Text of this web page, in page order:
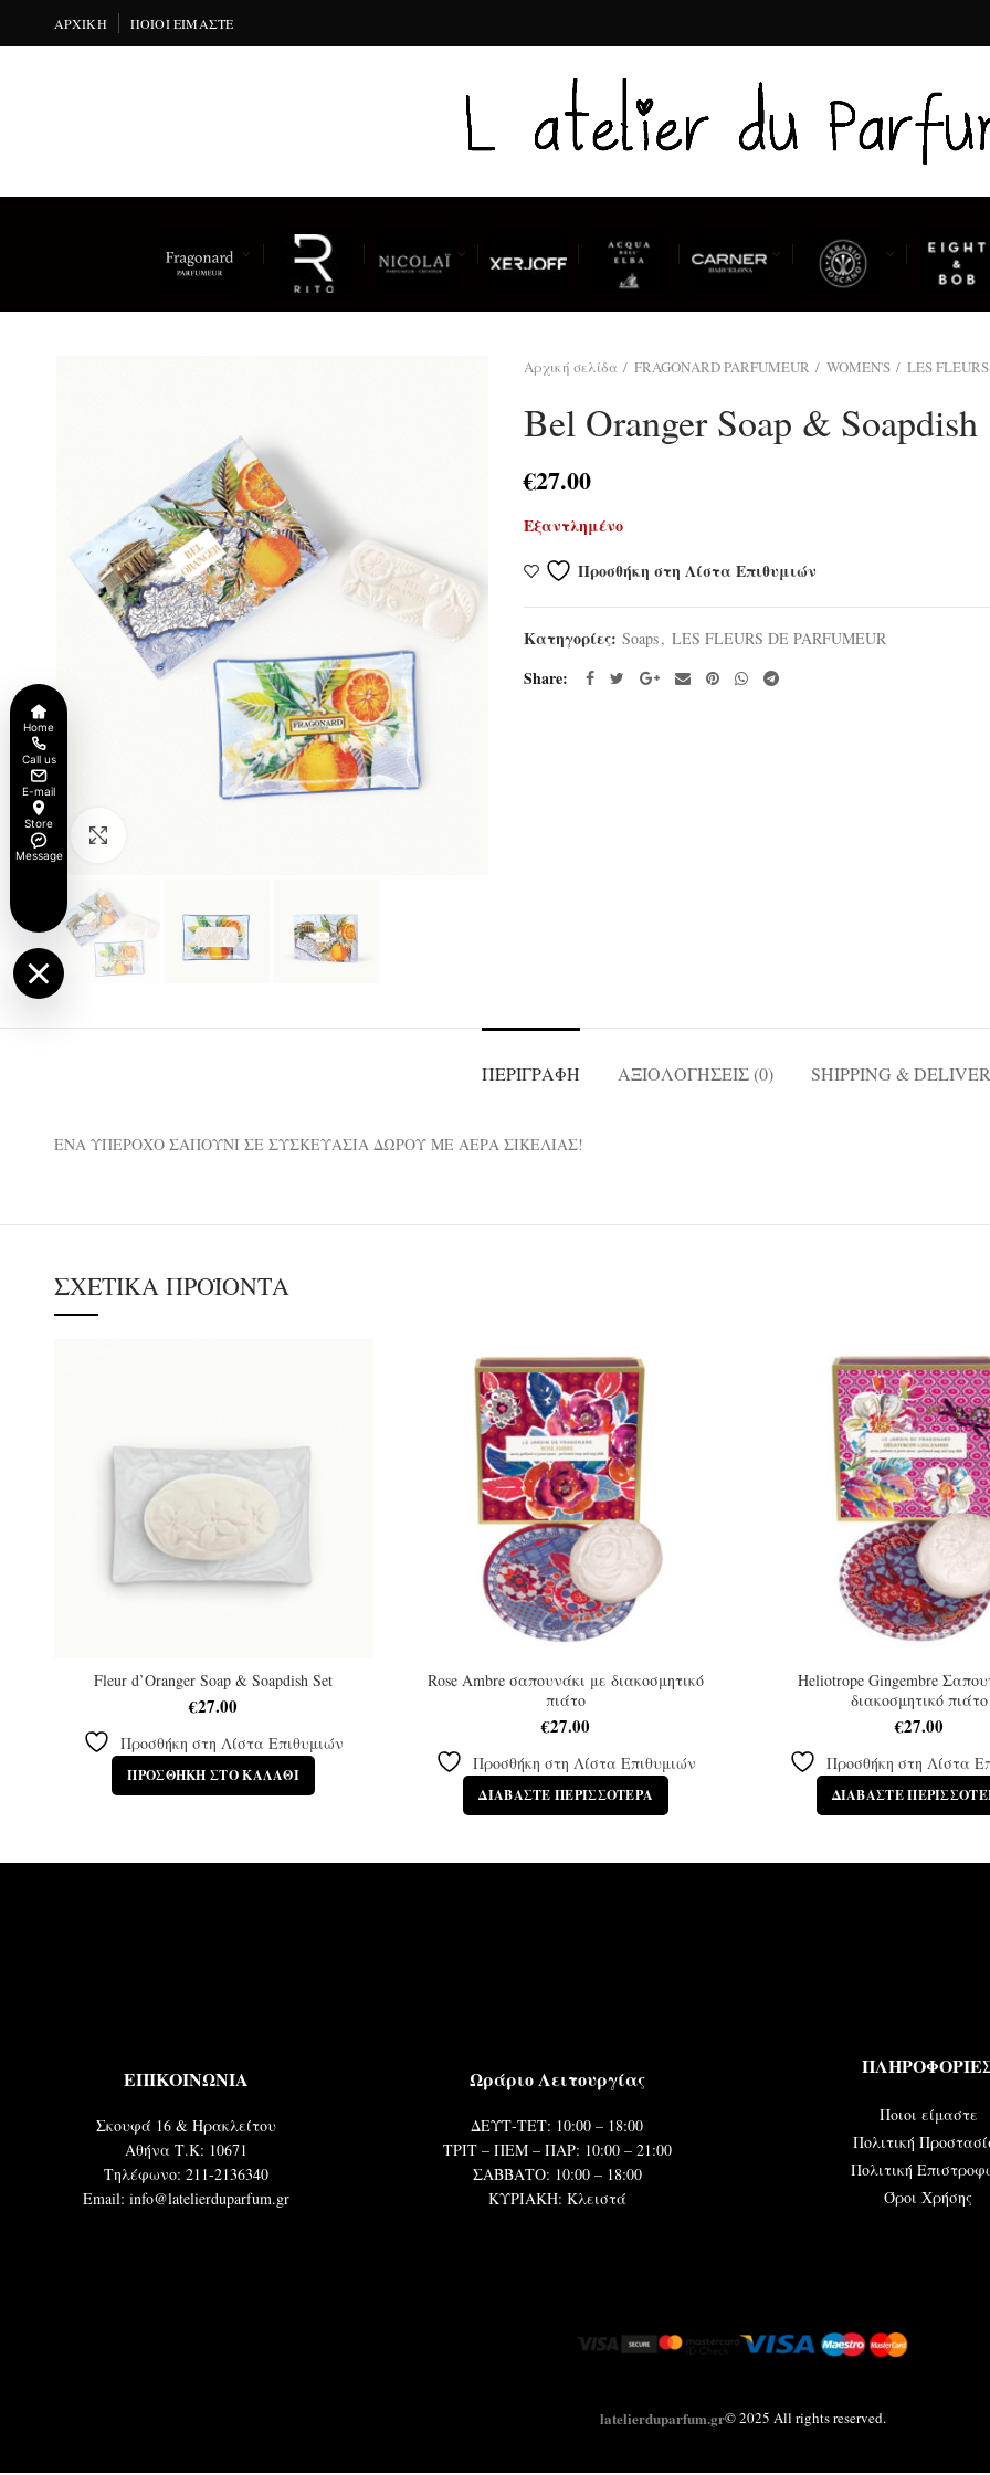
ΑΡΧΙΚΉ ΠΟΙΟΙ ΕΊΜΑΣΤΕ
Αρχική σελίδα FRAGONARD PARFUMEUR WOMEN'S LES
Bel Oranger Soap & Soapdish
€27.00
Εξαντλημένο
Προσθήκη στη Λίστα Επιθυμιών
Κατηγορίες: Soaps, LES FLEURS DE PARFUMEUR
Share
ΠΕΡΙΓΡΑΦΉ ΑΞΙΟΛΟΓΉΣΕΙΣ (0) SHIPPING &
ΕΝΑ ΥΠΕΡΟΧΟ ΣΑΠΟΥΝΙ ΣΕ ΣΥΣΚΕΥΑΣΙΑ ΔΩΡΟΥ ΜΕ ΑΕΡΑ ΣΙΚΕΛΙΑΣ!
ΣΧΕΤΙΚΆ ΠΡΟΪΌΝΤΑ
Fleur d’Oranger Soap & Soapdish Set
€27.00
Προσθήκη στη Λίστα Επιθυμιών
ΠΡΟΣΘΉΚΗ ΣΤΟ ΚΑΛΆΘΙ
Rose Ambre σαπουνάκι με διακοσμητικό
πιάτο
€27.00
Προσθήκη στη Λίστα Επιθυμιών
ΔΙΑΒΆΣΤΕ ΠΕΡΙΣΣΌΤΕΡΑ
Heliotrope Gingembre
διακοσμητικό πιάτο
€27.00
Προσθήκη στη Λίστα
ΔΙΑΒΆΣΤΕ
ΕΠΙΚΟΙΝΩΝΙΑ
Σκουφά 16 & Ηρακλείτου
Αθήνα Τ.Κ: 10671
Τηλέφωνο: 211-2136340
Email: info@latelierduparfum.gr
Ωράριο Λειτουργίας
ΔΕΥΤ-ΤΕΤ: 10:00 – 18:00
ΤΡΙΤ – ΠΕΜ – ΠΑΡ: 10:00 – 21:00
ΣΑΒΒΑΤΟ: 10:00 – 18:00
ΚΥΡΙΑΚΗ: Κλειστά
Ποιοι είμαστε
Πολιτική
Πολιτική
Όροι Χρήσης
latelierduparfum.gr© 2025 All rights reserved.
Home
Call us
E-mail
Store
Message